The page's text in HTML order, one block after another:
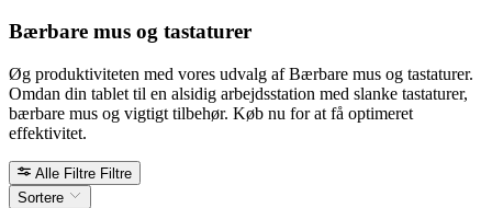
Bærbare mus og tastaturer
Øg produktiviteten med vores udvalg af Bærbare mus og tastaturer.
Omdan din tablet til en alsidig arbejdsstation med slanke tastaturer,
bærbare mus og vigtigt tilbehør. Køb nu for at få optimeret
effektivitet.
Alle Filtre Filtre
Sortere